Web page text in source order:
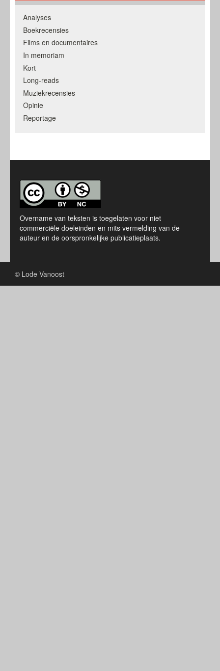
Analyses
Boekrecensies
Films en documentaires
In memoriam
Kort
Long-reads
Muziekrecensies
Opinie
Reportage
Overname van teksten is toegelaten voor niet
commerciële doeleinden en mits vermelding van de
auteur en de oorspronkelijke publicatieplaats.
© Lode Vanoost